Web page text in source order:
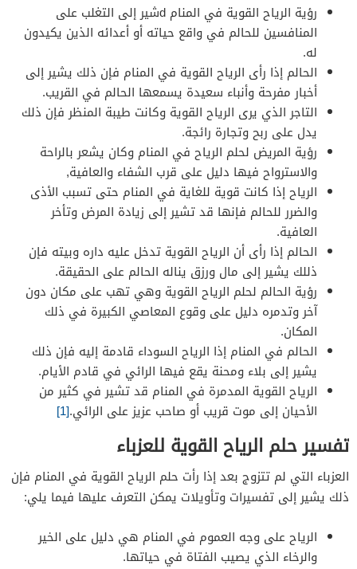
رؤية الرياح القوية في المنام dشير إلى التغلب على
المنافسين للحالم في واقع حياته أو أعدائه الذين يكيدون
له.
الحالم إذا رأى الرياح القوية في المنام فإن ذلك يشير إلى
أخبار مفرحة وأنباء سعيدة يسمعها الحالم في القريب.
التاجر الذي يرى الرياح القوية وكانت طيبة المنظر فإن ذلك
يدل على ربح وتجارة رائجة.
رؤية المريض لحلم الرياح في المنام وكان يشعر بالراحة
والاسترواح فيها دليل على قرب الشفاء والعافية,
الرياح إذا كانت قوية للغاية في المنام حتى تسبب الأذى
والضرر للحالم فإنها قد تشير إلى زيادة المرض وتأخر
العافية.
الحالم إذا رأى أن الرياح القوية تدخل عليه داره وبيته فإن
ذللك يشير إلى مال ورزق يناله الحالم على الحقيقة.
رؤية الحالم لحلم الرياح القوية وهي تهب على مكان دون
آخر وتدمره دليل على وقوع المعاصي الكبيرة في ذلك
المكان.
الحالم في المنام إذا الرياح السوداء قادمة إليه فإن ذلك
يشير إلى بلاء ومحنة يقع فيها الرائي في قادم الأيام.
الرياح القوية المدمرة في المنام قد تشير في كثير من
الأحيان إلى موت قريب أو صاحب عزيز على الرائي.[1]
تفسير حلم الرياح القوية للعزباء
العزباء التي لم تتزوج بعد إذا رأت حلم الرياح القوية في المنام فإن
ذلك يشير إلى تفسيرات وتأويلات يمكن التعرف عليها فيما يلي:
الرياح على وجه العموم في المنام هي دليل على الخير
والرخاء الذي يصيب الفتاة في حياتها.